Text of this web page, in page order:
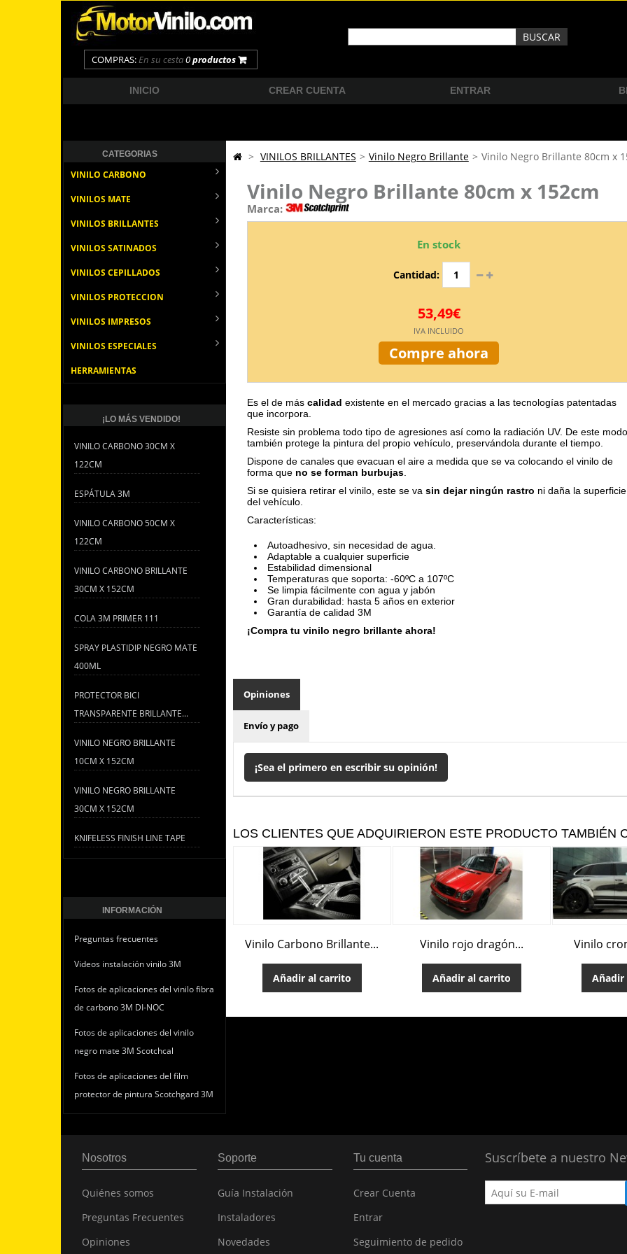
COMPRAS:En su cesta0productos
INICIO CREAR CUENTA ENTRAR
CATEGORIAS
VINILO CARBONO
VINILOS MATE
VINILOS BRILLANTES
VINILOS SATINADOS
VINILOS CEPILLADOS
VINILOS PROTECCION
VINILOS IMPRESOS
VINILOS ESPECIALES
HERRAMIENTAS
¡LO MÁS VENDIDO!
VINILO CARBONO 30CM X
122CM
ESPÁTULA 3M
VINILO CARBONO 50CM X
122CM
VINILO CARBONO BRILLANTE
30CM X 152CM
COLA 3M PRIMER 111
SPRAY PLASTIDIP NEGRO MATE
400ML
PROTECTOR BICI
TRANSPARENTE BRILLANTE...
VINILO NEGRO BRILLANTE
10CM X 152CM
VINILO NEGRO BRILLANTE
30CM X 152CM
KNIFELESS FINISH LINE TAPE
INFORMACIÓN
Preguntas frecuentes
Videos instalación vinilo 3M
Fotos de aplicaciones del vinilo fibra
de carbono 3M DI-NOC
Fotos de aplicaciones del vinilo
negro mate 3M Scotchcal
Fotos de aplicaciones del film
protector de pintura Scotchgard 3M
> VINILOS BRILLANTES > Vinilo Negro Brillante > Vinilo Negro Brillante 80cm x
Vinilo Negro Brillante 80cm x 152cm
Marca:
En stock
Cantidad:
53,49€
IVA INCLUIDO
Compre ahora
Es el de más calidad existente en el mercado gracias a las tecnologías patentadas
que incorpora.
Resiste sin problema todo tipo de agresiones así como la radiación UV. De este modo
también protege la pintura del propio vehículo, preservándola durante el tiempo.
Dispone de canales que evacuan el aire a medida que se va colocando el vinilo de
forma que no se forman burbujas.
Si se quisiera retirar el vinilo, este se va sin dejar ningún rastro ni daña la superficie
del vehículo.
Características:
Autoadhesivo, sin necesidad de agua.
Adaptable a cualquier superficie
Estabilidad dimensional
Temperaturas que soporta: -60ºC a 107ºC
Se limpia fácilmente con agua y jabón
Gran durabilidad: hasta 5 años en exterior
Garantía de calidad 3M
¡Compra tu vinilo negro brillante ahora!
Opiniones
Envío y pago
¡Sea el primero en escribir su opinión!
LOS CLIENTES QUE ADQUIRIERON ESTE PRODUCTO TAMBIÉN
Vinilo Carbono Brillante...
Añadir al carrito
Vinilo rojo dragón...
Añadir al carrito
Vinilo
Nosotros
Quiénes somos
Preguntas Frecuentes
Opiniones
Soporte
Guía Instalación
Instaladores
Novedades
Tu cuenta
Crear Cuenta
Entrar
Seguimiento de pedido
Suscríbete a nuestro